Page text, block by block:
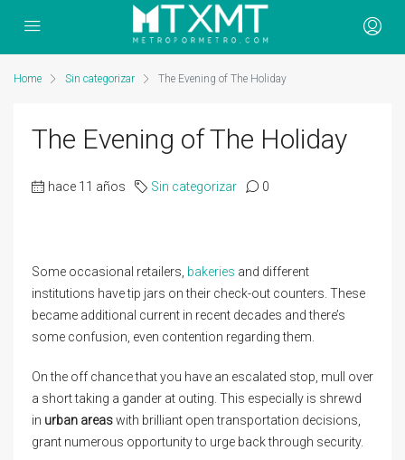
Home Sin categorizar The Evening of The Holiday
The Evening of The Holiday
hace 11 años Sin categorizar 0
Some occasional retailers, bakeries and different
institutions have tip jars on their check-out counters. These
became additional current in recent decades and there’s
some confusion, even contention regarding them.
On the off chance that you have an escalated stop, mull over
a short taking a gander at outing. This especially is shrewd
in urban areaswith brilliant open transportation decisions,
grant numerous opportunity to urge back through security.